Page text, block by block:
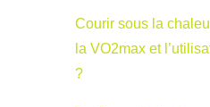
Courir sous la
la VO2max et
?